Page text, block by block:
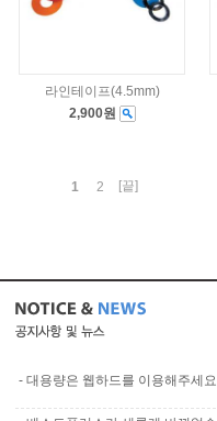
라인테이프(4.5mm)
2,900원
1 2 [끝]
- 대용량은 웹하드를 이용해주세요